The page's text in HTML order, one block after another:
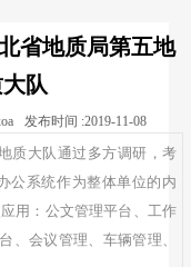
省地质局第五地
大队
发布时间 :2019-11-08
质大队通过多方调研，考
公系统作为整体单位的内
用：公文管理平台、工作
、会议管理、车辆管理、